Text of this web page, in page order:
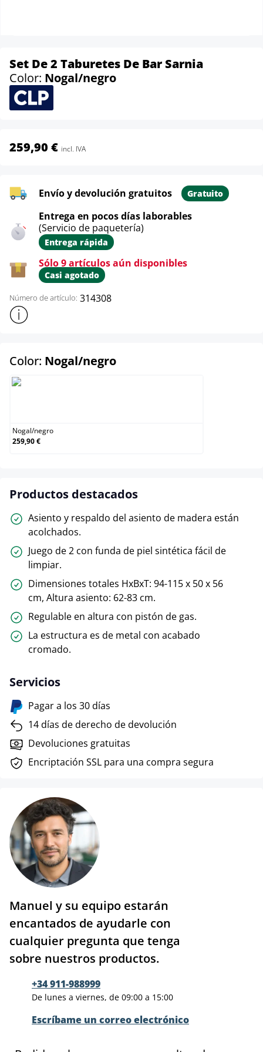
Set De 2 Taburetes De Bar Sarnia
Color: Nogal/negro
259,90 € incl. IVA
Envío y devolución gratuitos Gratuito
Entrega en pocos días laborables
(Servicio de paquetería)
Entrega rápida
Sólo 9 artículos aún disponibles
Casi agotado
Número de artículo: 314308
Mostrar más información sobre el producto
Color: Nogal/negroselect
Nogal/negro
259,90 €
Productos destacados
Asiento y respaldo del asiento de madera están
acolchados.
Juego de 2 con funda de piel sintética fácil de
limpiar.
Dimensiones totales HxBxT: 94-115 x 50 x 56
cm, Altura asiento: 62-83 cm.
Regulable en altura con pistón de gas.
La estructura es de metal con acabado
cromado.
Servicios
Pagar a los 30 días
14 días de derecho de devolución
Devoluciones gratuitas
Encriptación SSL para una compra segura
Manuel y su equipo estarán
encantados de ayudarle con
cualquier pregunta que tenga
sobre nuestros productos.
+34 911-988999
De lunes a viernes, de 09:00 a 15:00
Escríbame un correo electrónico